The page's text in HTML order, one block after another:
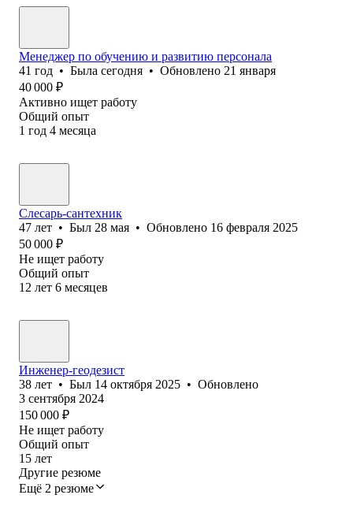
Менеджер по обучению и развитию персонала
41 год • Была сегодня • Обновлено 21 января
40 000 ₽
Активно ищет работу
Общий опыт
1 год 4 месяца
Слесарь-сантехник
47 лет • Был 28 мая • Обновлено 16 февраля 2025
50 000 ₽
Не ищет работу
Общий опыт
12 лет 6 месяцев
Инженер-геодезист
38 лет • Был 14 октября 2025 • Обновлено
3 сентября 2024
150 000 ₽
Не ищет работу
Общий опыт
15 лет
Другие резюме
Ещё 2 резюме